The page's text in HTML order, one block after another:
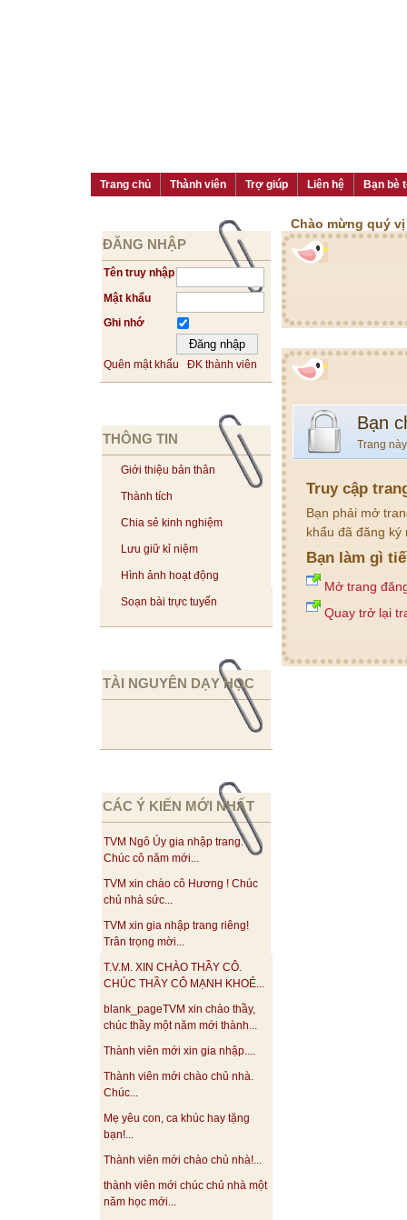
Trang chủ Thành viên Trợ giúp Liên hệ Bạn bè
ĐĂNG NHẬP
Tên truy nhập
Mật khẩu
Ghi nhớ
Quên mật khẩu ĐK thành viên
THÔNG TIN
Giới thiệu bản thân
Thành tích
Chia sẻ kinh nghiệm
Lưu giữ kỉ niệm
Hình ảnh hoạt động
Soạn bài trực tuyến
TÀI NGUYÊN DẠY HỌC
CÁC Ý KIẾN MỚI NHẤT
TVM Ngô Úy gia nhập trang.
Chúc cô năm mới...
TVM xin chào cô Hương ! Chúc
chủ nhà sức...
TVM xin gia nhập trang riêng!
Trân trọng mời...
T.V.M. XIN CHÀO THẦY CÔ.
CHÚC THẦY CÔ MẠNH KHOẺ...
blank_pageTVM xin chào thầy,
chúc thầy một năm mới thành...
Thành viên mới xin gia nhập....
Thành viên mới chào chủ nhà.
Chúc...
Mẹ yêu con, ca khúc hay tặng
bạn!...
Thành viên mới chào chủ nhà!...
thành viên mới chúc chủ nhà một
năm học mới...
Chào mừng quý
Bạn
Trang
Truy cập
Bạn phải mở
khẩu đã đăng
Bạn làm gì
Mở trang
Quay trở lại